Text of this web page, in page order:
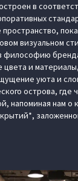
в
визуальном
философию
и
уюта и
острова, где
напоминая нам о